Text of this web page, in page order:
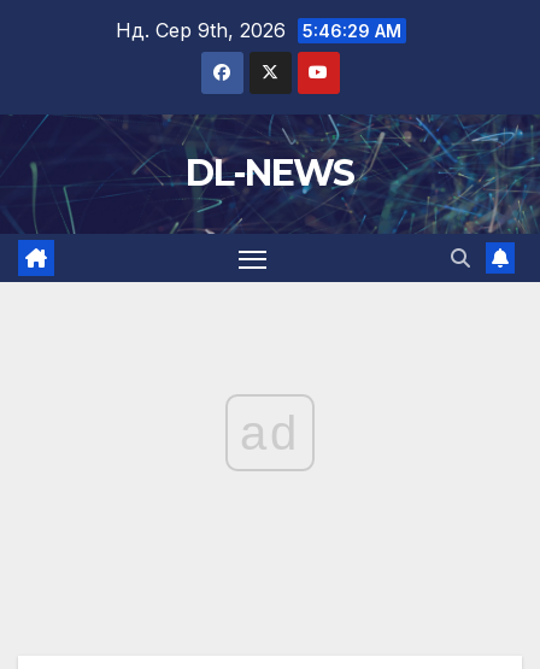
Нд. Сер 9th, 2026 5:46:30 AM
DL-NEWS
ad